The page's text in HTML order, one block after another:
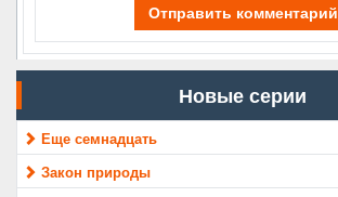
Отправить комментарий
Новые серии
Еще семнадцать
Закон природы